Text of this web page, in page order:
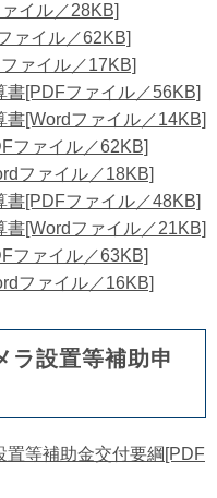
イル／28KB]
ァイル／62KB]
ァイル／17KB]
[PDFファイル／56KB]
[Wordファイル／14KB]
ファイル／62KB]
ファイル／18KB]
[PDFファイル／48KB]
[Wordファイル／21KB]
ファイル／63KB]
ファイル／16KB]
ラ設置等補助申
置等補助金交付要綱[PDF